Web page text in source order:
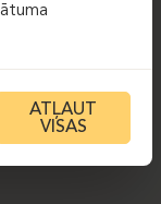
ATĻAUT
VISAS